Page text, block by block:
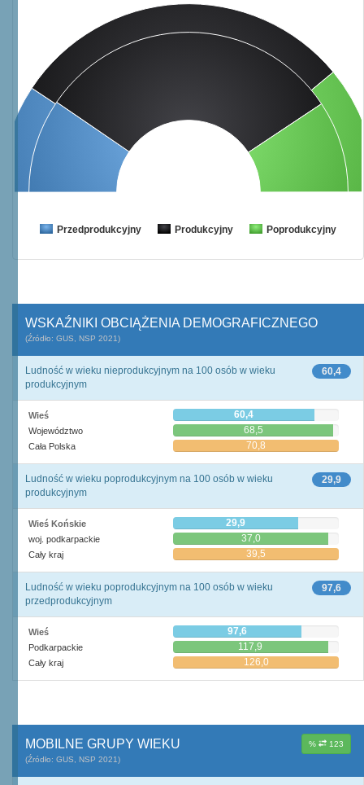
Przedprodukcyjny Produkcyjny Poprodukcyjny
WSKAŹNIKI OBCIĄŻENIA DEMOGRAFICZNEGO
(Źródło: GUS, NSP 2021)
60,4
Ludność w wieku nieprodukcyjnym na 100 osób w wieku
produkcyjnym
Wieś 60,4
Województwo 68,5
Cała Polska 70,8
29,9
Ludność w wieku poprodukcyjnym na 100 osób w wieku
produkcyjnym
Wieś Końskie 29,9
woj. podkarpackie 37,0
Cały kraj 39,5
97,6
Ludność w wieku poprodukcyjnym na 100 osób w wieku
przedprodukcyjnym
Wieś 97,6
Podkarpackie 117,9
Cały kraj 126,0
% 123
MOBILNE GRUPY WIEKU
(Źródło: GUS, NSP 2021)